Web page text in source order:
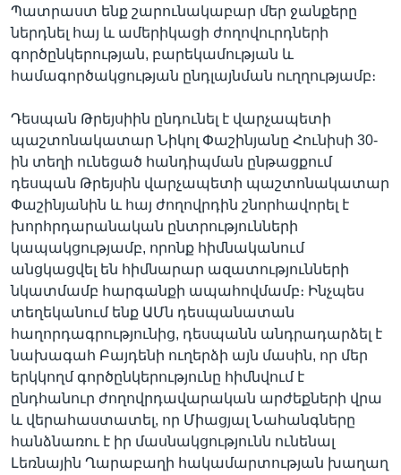
Պատրաստ ենք շարունակաբար մեր ջանքերը
ներդնել հայ և ամերիկացի ժողովուրդների
գործընկերության, բարեկամության և
համագործակցության ընդլայնման ուղղությամբ։
Դեսպան Թրեյսիին ընդունել է վարչապետի
պաշտոնակատար Նիկոլ Փաշինյանը Հունիսի 30-
ին տեղի ունեցած հանդիպման ընթացքում
դեսպան Թրեյսին վարչապետի պաշտոնակատար
Փաշինյանին և հայ ժողովրդին շնորհավորել է
խորհրդարանական ընտրությունների
կապակցությամբ, որոնք հիմնականում
անցկացվել են հիմնարար ազատությունների
նկատմամբ հարգանքի ապահովմամբ։ Ինչպես
տեղեկանում ենք ԱՄն դեսպանատան
հաղորդագրությունից, դեսպանն անդրադարձել է
նախագահ Բայդենի ուղերձի այն մասին, որ մեր
երկկողմ գործընկերությունը հիմնվում է
ընդհանուր ժողովրդավարական արժեքների վրա
և վերահաստատել, որ Միացյալ Նահանգները
հանձնառու է իր մասնակցությունն ունենալ
Լեռնային Ղարաբաղի հակամարտության խաղաղ